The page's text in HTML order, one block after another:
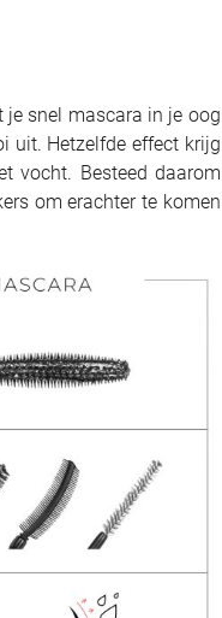
snel mascara in je oog
uit. Hetzelfde effect krijg
vocht. Besteed daarom
om erachter te komen